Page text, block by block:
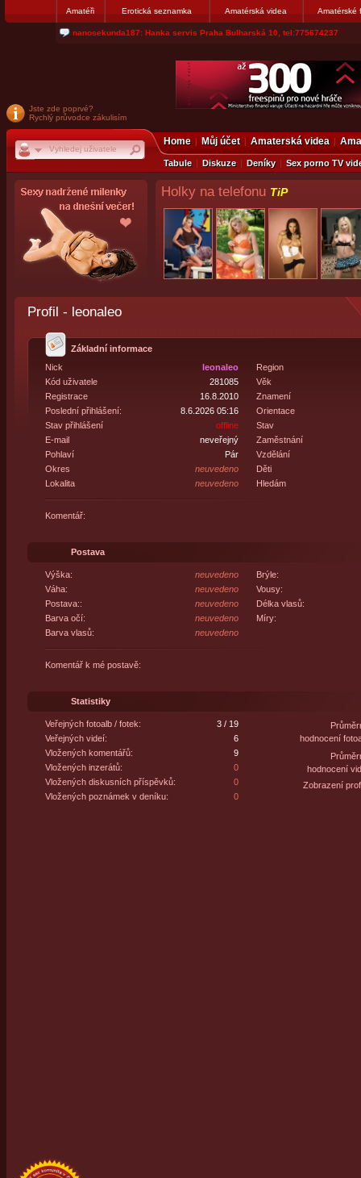
Amatéři Erotická seznamka Amatérská videa Amatérské
jjoseff: Najde se par, ktery nekdy přemýšlel o divákovi. Napiste
Jste zde poprvé?
Rychlý průvodce zákulisím
Home Můj účet Amaterská videa
Tabule Diskuze Deníky Sex porno TV
Holky na telefonu TiP
Profil - leonaleo
Základní informace
Nick
leonaleo
Kód uživatele
281085
Registrace
16.8.2010
Poslední přihlášení:
8.6.2026 05:16
Stav přihlášení
offline
E-mail
neveřejný
Pohlaví
Pár
Okres
neuvedeno
Lokalita
neuvedeno
Region
Věk
Znamení
Orientace
Stav
Zaměstnání
Vzdělání
Děti
Hledám
Komentář:
Postava
Výška:
neuvedeno
Váha:
neuvedeno
Postava::
neuvedeno
Barva očí:
neuvedeno
Barva vlasů:
neuvedeno
Brýle:
Vousy:
Délka vlasů:
Míry:
Komentář k mé postavě:
Statistiky
Veřejných fotoalb / fotek:
3 / 19
Veřejných videí:
6
Vložených komentářů:
9
Vložených inzerátů:
0
Vložených diskusních příspěvků:
0
Vložených poznámek v deníku:
0
hodnocení
hodnocení
Zobrazení